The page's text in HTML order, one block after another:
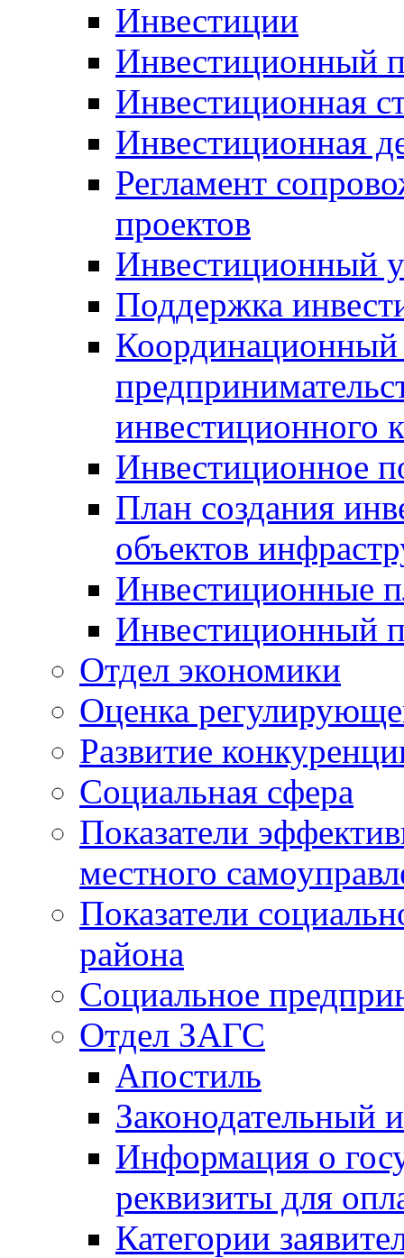
Инвестиции
Инвестиционный
Инвестиционная
Инвестиционная
Регламент
проектов
Инвестиционный
Поддержка
Координационный
инвестиционного
Инвестиционное
План создания
объектов
Инвестиционные
Инвестиционный
Отдел экономики
Оценка
Развитие
Социальная сфера
Показатели
местного
Показатели
района
Социальное
Отдел ЗАГС
Апостиль
Законодательный
Информация о
реквизиты для
Категории